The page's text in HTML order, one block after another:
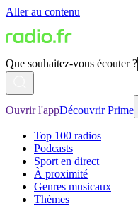
Aller au contenu
Que souhaitez-vous écouter ?
Ouvrir l'appDécouvrir Prime
Top 100 radios
Podcasts
Sport en direct
À proximité
Genres musicaux
Thèmes